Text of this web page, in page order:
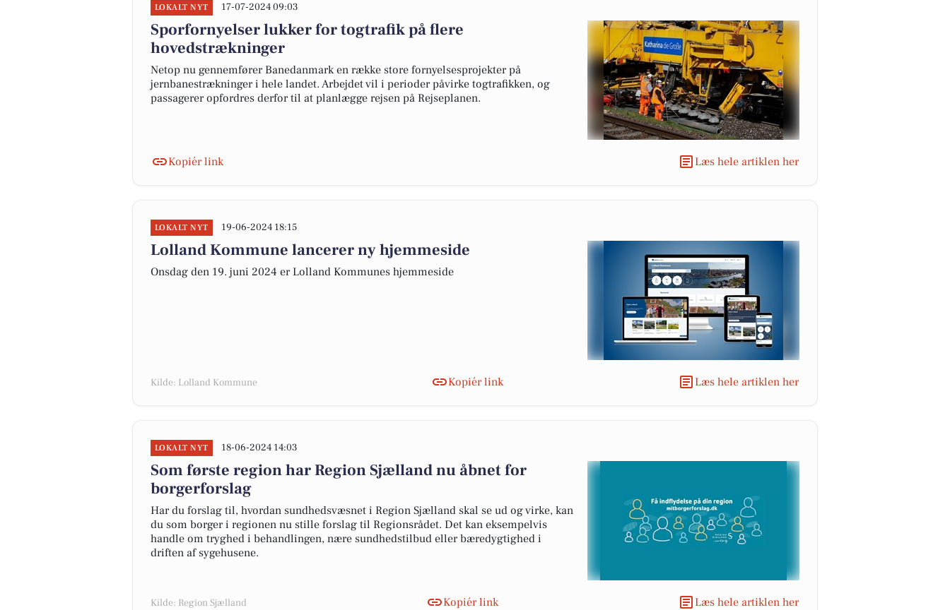
LOKALT NYT 17-07-2024 09:03
Sporfornyelser lukker for togtrafik på flere
hovedstrækninger
Netop nu gennemfører Banedanmark en række store fornyelsesprojekter på
jernbanestrækninger i hele landet. Arbejdet vil i perioder påvirke togtrafikken, og
passagerer opfordres derfor til at planlægge rejsen på Rejseplanen.
Kopiér link Læs hele artiklen her
LOKALT NYT 19-06-2024 18:15
Lolland Kommune lancerer ny hjemmeside
Onsdag den 19. juni 2024 er Lolland Kommunes hjemmeside
Kilde: Lolland Kommune Kopiér link Læs hele artiklen her
LOKALT NYT 18-06-2024 14:03
Som første region har Region Sjælland nu åbnet for
borgerforslag
Har du forslag til, hvordan sundhedsvæsnet i Region Sjælland skal se ud og virke, kan
du som borger i regionen nu stille forslag til Regionsrådet. Det kan eksempelvis
handle om tryghed i behandlingen, nære sundhedstilbud eller bæredygtighed i
driften af sygehusene.
Kilde: Region Sjælland Kopiér link Læs hele artiklen her